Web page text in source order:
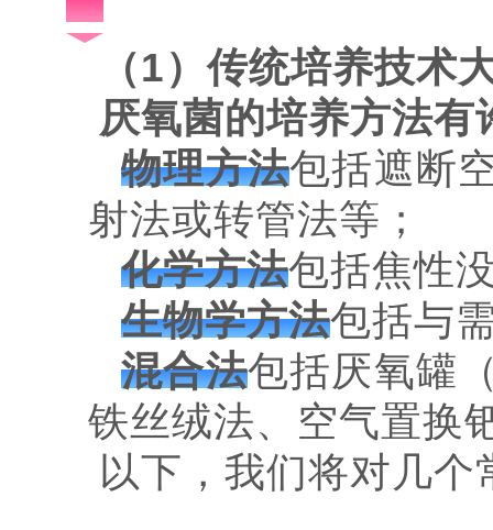
（1）传统培养技术
厌氧菌的培养方法有
物理方法包括遮断
射法或转管法等；
化学方法包括焦性
生物学方法包括与
混合法包括厌氧罐
铁丝绒法、空气置换
以下，我们将对几